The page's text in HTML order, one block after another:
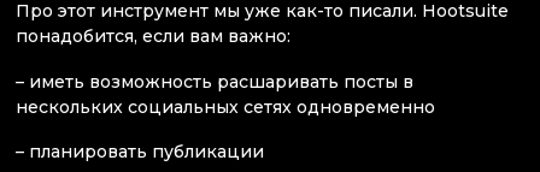
Про этот инструмент мы уже как-то писали. Hootsuite
понадобится, если вам важно:
– иметь возможность расшаривать посты в
нескольких социальных сетях одновременно
– планировать публикации